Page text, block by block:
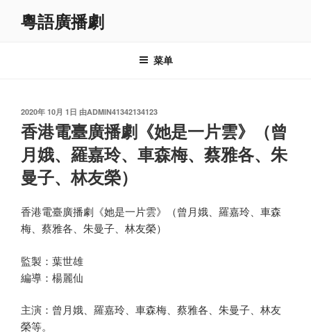
粵語廣播劇
菜单
发
布
于
2020年 10月 1日 由ADMIN41342134123
香港電臺廣播劇《她是一片雲》（曾
月娥、羅嘉玲、車森梅、蔡雅各、朱
曼子、林友榮）
香港電臺廣播劇《她是一片雲》（曾月娥、羅嘉玲、車森
梅、蔡雅各、朱曼子、林友榮）
監製：葉世雄
編導：楊麗仙
主演：曾月娥、羅嘉玲、車森梅、蔡雅各、朱曼子、林友
榮等。